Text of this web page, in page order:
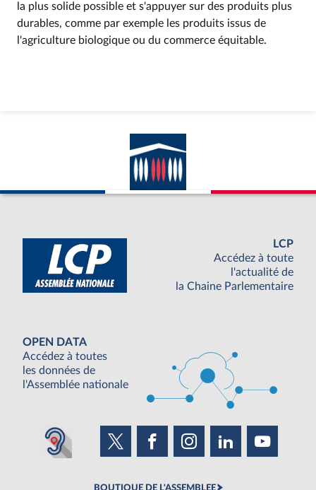
la plus solide possible et s'appuyer sur des produits plus
durables, comme par exemple les produits issus de
l'agriculture biologique ou du commerce équitable.
LCP
Accédez à toute
l'actualité de
la Chaine Parlementaire
OPEN DATA
Accédez à toutes
les données de
l'Assemblée nationale
BOUTIQUE DE L'ASSEMBLEE